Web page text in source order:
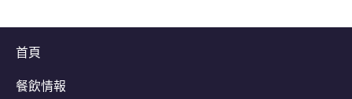
首頁
餐飲情報